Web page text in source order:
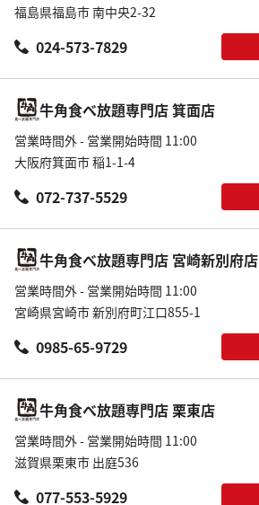
福島県福島市 南中央2-32
024-573-7829
牛角食べ放題専門店 箕面店
営業時間外 - 営業開始時間 11:00
大阪府箕面市 稲1-1-4
072-737-5529
牛角食べ放題専門店 宮崎新別府店
営業時間外 - 営業開始時間 11:00
宮崎県宮崎市 新別府町江口855-1
0985-65-9729
牛角食べ放題専門店 栗東店
営業時間外 - 営業開始時間 11:00
滋賀県栗東市 出庭536
077-553-5929